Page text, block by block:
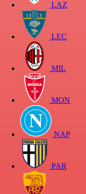
LAZ
LEC
MIL
MON
NAP
PAR